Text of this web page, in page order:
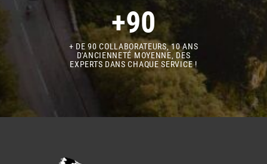
+90
+ DE 90 COLLABORATEURS, 10 ANS
D'ANCIENNETÉ MOYENNE, DES
EXPERTS DANS CHAQUE SERVICE !